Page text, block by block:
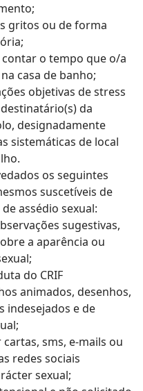
gritos ou de forma
o tempo que o/a
casa de banho;
objetivas de stress
da
designadamente
sistemáticas de local
os seguintes
suscetíveis de
assédio sexual:
sugestivas,
a aparência ou
do CRIF
animados, desenhos,
indesejados e de
sms, e-mails ou
redes sociais
sexual;